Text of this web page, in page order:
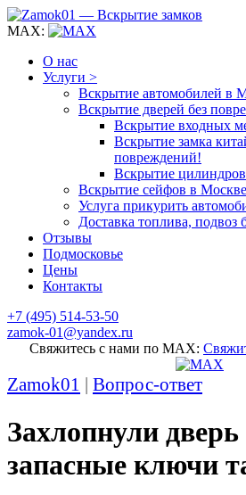
MAX:
О нас
Услуги >
Вскрытие автомобилей в
Вскрытие дверей без
Вскрытие входных
Вскрытие замка
повреждений!
Вскрытие
Вскрытие сейфов в Москве
Услуга прикурить
Доставка топлива, подвоз
Отзывы
Подмосковье
Цены
Контакты
+7 (495) 514-53-50
zamok-01@yandex.ru
Свяжитесь с нами по MAX:
Zamok01 | Вопрос-ответ
Захлопнули
запасные ключи